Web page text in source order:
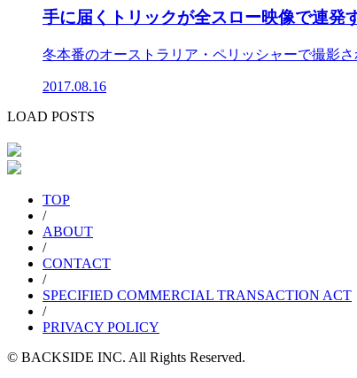
手に届くトリックが全スロー映像で連発
冬本番のオーストラリア・ペリッシャーで撮影
2017.08.16
LOAD POSTS
TOP
/
ABOUT
/
CONTACT
/
SPECIFIED COMMERCIAL TRANSACTION ACT
/
PRIVACY POLICY
© BACKSIDE INC. All Rights Reserved.